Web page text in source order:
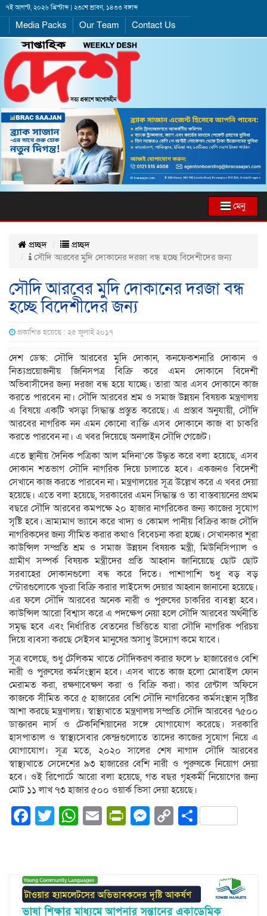
৭ই আগস্ট, ২০২৬ খ্রিস্টাব্দ | ২৩শে শ্রাবণ, ১৪৩৩ বঙ্গাব্দ
Media Packs Our Team Contact Us
মেনু
প্রচ্ছদ
প্রচ্ছদ
সৌদি আরবের মুদি দোকানের দরজা বন্ধ হচ্ছে বিদেশীদের জন্য
সৌদি আরবের মুদি দোকানের দরজা বন্ধ
হচ্ছে বিদেশীদের জন্য
প্রকাশিত হয়েছে : ২৫ জুলাই ২০১৭
দেশ ডেস্ক: সৌদি আরবের মুদি দোকান, কনফেকশনারি দোকান ও
নিত্যপ্রয়োজনীয় জিনিসপত্র বিক্রি করে এমন দোকানে বিদেশী
অভিবাসীদের জন্য দরজা বন্ধ হয়ে যাচ্ছে। তারা আর এসব দোকানে কাজ
করতে পারবেন না। সৌদি আরবের শ্রম ও সমাজ উন্নয়ন বিষয়ক মন্ত্রণালয়
এ বিষয়ে একটি খসড়া সিদ্ধান্ত প্রস্তুত করেছে। এ প্রস্তাব অনুযায়ী, সৌদি
আরবের নাগরিক নন এমন কোনো ব্যক্তি এসব দোকানে কাজ বা চাকরি
করতে পারবেন না। এ খবর দিয়েছে অনলাইন সৌদি গেজেট।
এতে স্থানীয় দৈনিক পত্রিকা আল মদিনা’কে উদ্ধৃত করে বলা হয়েছে, এসব
দোকান শতভাগ সৌদি নাগরিক দিয়ে চালাতে হবে। একজনও বিদেশী
সেখানে কাজ করতে পারবেন না। মন্ত্রণালয়ের সূত্র উল্লেখ করে এ খবর দেয়া
হয়েছে। এতে বলা হয়েছে, সরকারের এমন সিদ্ধান্ত ও তা বাস্তবায়নের প্রথম
বছরে সৌদি আরবের কমপক্ষে ২০ হাজার নাগরিকের জন্য কাজের সুযোগ
সৃষ্টি হবে। ভ্রাম্যমাণ ভ্যানে করে খাদ্য ও কোমল পানীয় বিক্রির কাজ সৌদি
নাগরিকদের জন্য সীমিত করার কথাও বিবেচনা করা হচ্ছে। সেখানকার শূরা
কাউন্সিল সম্প্রতি শ্রম ও সমাজ উন্নয়ন বিষয়ক মন্ত্রী, মিউনিসিপ্যাল ও
গ্রামীণ সম্পর্ক বিষয়ক মন্ত্রীদের প্রতি আহ্বান জানিয়েছে ছোট ছোট
সরবাহের দোকানগুলো বন্ধ করে দিতে। পাশাপাশি শুধু বড় বড়
স্টোরগুলোকে খুচরা বিক্রি করার লাইসেন্স দেয়ার আহ্বান জানানো হয়েছে।
এর ফলে সৌদি আরবের অনেক নারী ও পুরুষের চাকরির ব্যবস্থা হবে।
কাউন্সিল আরো বিশ্বাস করে এ পদক্ষেপ নেয়া হলে সৌদি আরবের অর্থনীতি
সমৃদ্ধ হবে এবং নির্ধারিত বেতনের ভিত্তিতে যারা সৌদি নাগরিক পরিচয়
দিয়ে ব্যবসা করছে সেইসব মানুষের অসাধু উদ্যোগ কমে যাবে।
সূত্র বলেছে, শুধু টেলিকম খাতে সৌদিকরণ করার ফলে ৮ হাজারেরও বেশি
নারী ও পুরুষের কর্মসংস্থান হবে। এসব খাতে কাজ হলো মোবাইল ফোন
মেরামত করা, রক্ষণাবেক্ষণ করা ও বিক্রি করা। কার রেন্টাল অফিসে
কাজকে সীমিত করে ৫ হাজারের বেশি সৌদি নাগরিকের কর্মসংস্থান সৃষ্টির
আশা করছে মন্ত্রণালয়। স্বাস্থ্যখাতে মন্ত্রণালয় সম্প্রতি সৌদি আরবের ৭৫০০
ডাক্তারন নার্স ও টেকনিশিয়ানের সঙ্গে যোগাযোগ করেছে। সরকারি
হাসপাতাল ও স্বাস্থ্যসেবার কেন্দ্রগুলোতে তাদের কাজের সুযোগ নিয়ে এ
যোগাযোগ। সূত্র মতে, ২০২০ সালের শেষ নাগাদ সৌদি আরবের
স্বাস্থ্যখাতে সেদেশের ৯৩ হাজারের বেশি নারী ও পুরুষকে নিয়োগ দেয়া
হবে। ওই রিপোর্টে আরো বলা হয়েছে, গত বছর গৃহকর্মী নিয়োগের জন্য
মোট ১১ লাখ ৭৩ হাজার ৫০০ ওয়ার্ক ভিসা দেয়া হয়েছে।
Facebook
Twitter
WhatsApp
EmailPrintFriendly
Messenger
CopyShare